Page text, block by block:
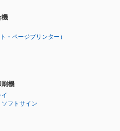
機
・ページプリンター）
刷機
フトサイン